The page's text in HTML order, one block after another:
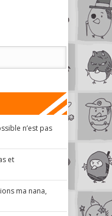
n’est pas
et
ma nana,